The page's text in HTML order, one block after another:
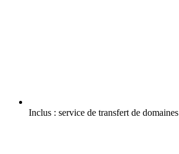
Inclus : service de transfert de domaines